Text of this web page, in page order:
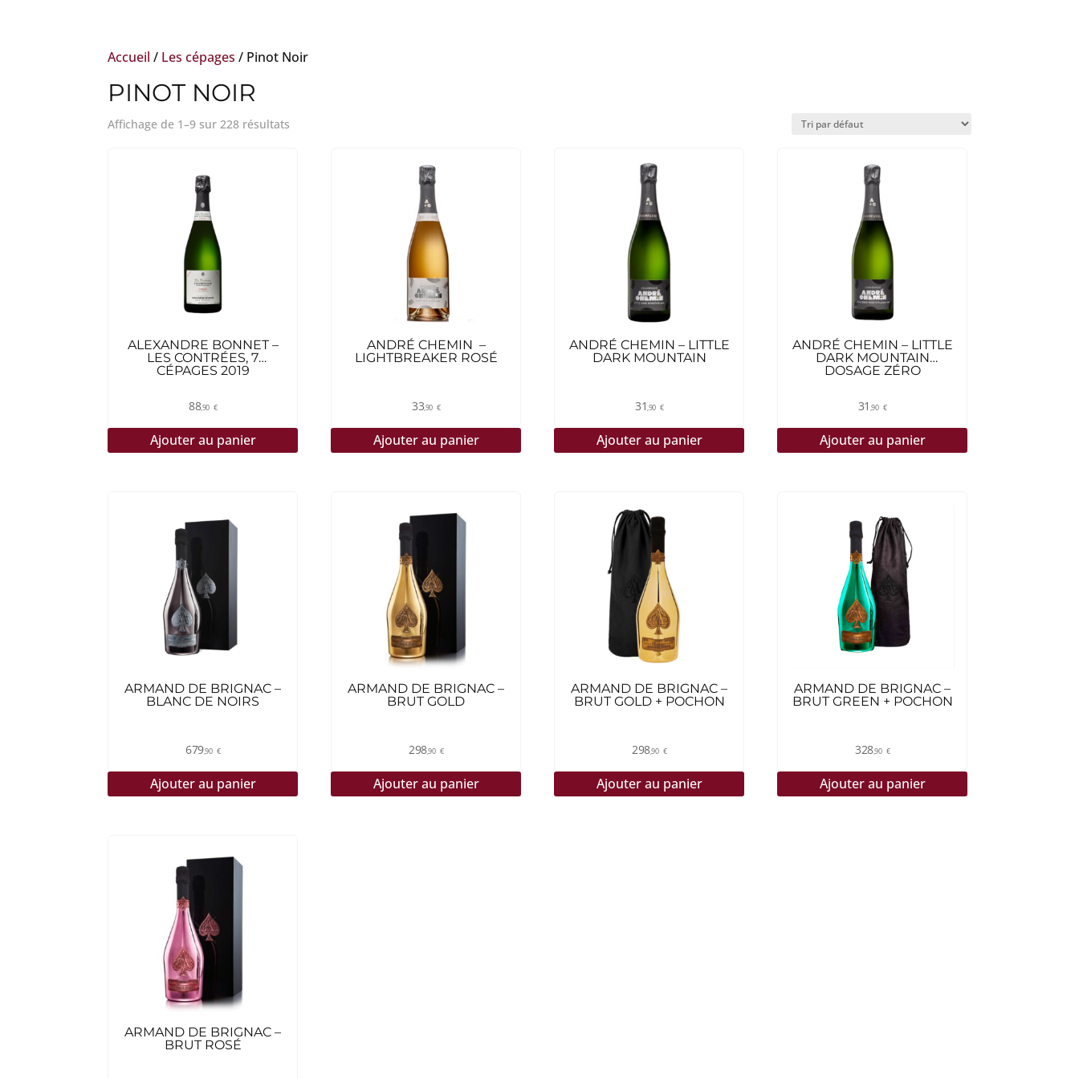
Accueil / Les cépages / Pinot Noir
PINOT NOIR
Affichage de 1–9 sur 228 résultats
ALEXANDRE BONNET –
LES CONTRÉES, 7
CÉPAGES 2019
88,90 €
Ajouter au panier
ANDRÉ CHEMIN –
LIGHTBREAKER ROSÉ
33,90 €
Ajouter au panier
ANDRÉ CHEMIN – LITTLE
DARK MOUNTAIN
31,90 €
Ajouter au panier
ANDRÉ CHEMIN – LITTLE
DARK MOUNTAIN
DOSAGE ZÉRO
31 ,90 €
Ajouter au panier
ARMAND DE BRIGNAC –
BLANC DE NOIRS
679,90 €
Ajouter au panier
ARMAND DE BRIGNAC –
BRUT GOLD
298,90 €
Ajouter au panier
ARMAND DE BRIGNAC –
BRUT GOLD + POCHON
298,90 €
Ajouter au panier
ARMAND DE BRIGNAC –
BRUT GREEN + POCHON
328,90 €
Ajouter au panier
ARMAND DE BRIGNAC –
BRUT ROSÉ